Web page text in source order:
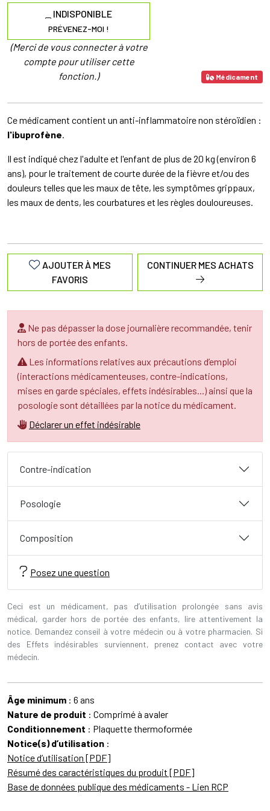
INDISPONIBLE
PRÉVENEZ-MOI !
(Merci de vous connecter à votre
compte pour utiliser cette
fonction.)
Médicament
Ce médicament contient un anti-inflammatoire non stéroïdien :
l'ibuprofène.
Il est indiqué chez l'adulte et l'enfant de plus de 20 kg (environ 6
ans), pour le traitement de courte durée de la fièvre et/ou des
douleurs telles que les maux de tête, les symptômes grippaux,
les maux de dents, les courbatures et les règles douloureuses.
AJOUTER À MES
FAVORIS
CONTINUER MES ACHATS
Ne pas dépasser la dose journalière recommandée, tenir
hors de portée des enfants.
Les informations relatives aux précautions d’emploi
(interactions médicamenteuses, contre-indications,
mises en garde spéciales, effets indésirables...) ainsi que la
posologie sont détaillées par la notice du médicament.
Déclarer un effet indésirable
Contre-indication
Posologie
Composition
Posez une question
Ceci est un médicament, pas d’utilisation prolongée sans avis
médical, garder hors de portée des enfants, lire attentivement la
notice. Demandez conseil à votre médecin ou à votre pharmacien. Si
des Effets indésirables surviennent, prenez contact avec votre
médecin.
Âge minimum : 6 ans
Nature de produit : Comprimé à avaler
Conditionnement : Plaquette thermoformée
Notice(s) d’utilisation :
Notice d’utilisation [PDF]
Résumé des caractéristiques du produit [PDF]
Base de données publique des médicaments - Lien RCP